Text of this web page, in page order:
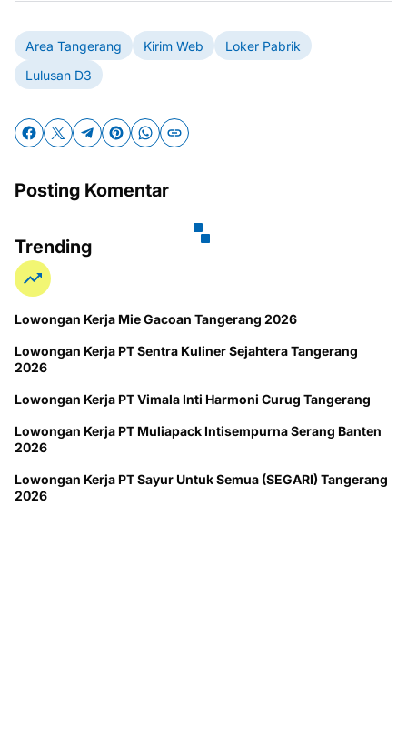
Area Tangerang Kirim Web
Loker Pabrik
Lulusan D3
Posting Komentar
Trending
Lowongan Kerja Mie Gacoan Tangerang 2026
Lowongan Kerja PT Sentra Kuliner Sejahtera Tangerang
2026
Lowongan Kerja PT Vimala Inti Harmoni Curug Tangerang
Lowongan Kerja PT Muliapack Intisempurna Serang Banten
2026
Lowongan Kerja PT Sayur Untuk Semua (SEGARI) Tangerang
2026